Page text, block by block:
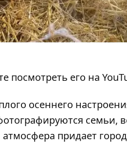
посмотреть его на
осеннего
семьи,
придает